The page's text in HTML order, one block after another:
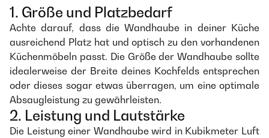
1. Größe und Platzbedarf
Achte darauf, dass die Wandhaube in deiner Küche
ausreichend Platz hat und optisch zu den vorhandenen
Küchenmöbeln passt. Die Größe der Wandhaube sollte
idealerweise der Breite deines Kochfelds entsprechen
oder dieses sogar etwas überragen, um eine optimale
Absaugleistung zu gewährleisten.
2. Leistung und Lautstärke
Die Leistung einer Wandhaube wird in Kubikmeter Luft